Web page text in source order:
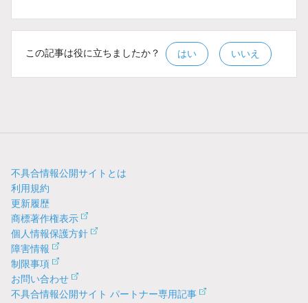
この記事は役に立ちましたか？ はい いいえ
不具合情報公開サイトとは
利用規約
更新履歴
商標著作権表示
個人情報保護方針
障害情報
制限事項
お問い合わせ
不具合情報公開サイト パートナー専用記事